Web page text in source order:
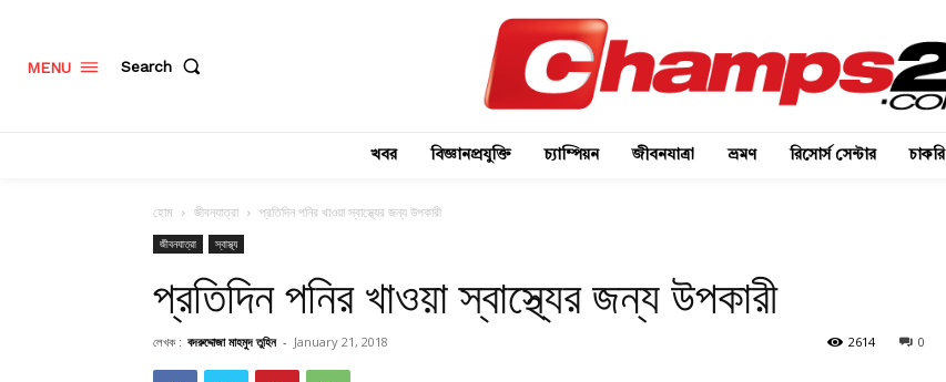
MENU Search
খবর বিজ্ঞানপ্রযুক্তি চ্যাম্পিয়ন জীবনযাত্রা ভ্রমণ রিসোর্স সেন্টার চাকরি
হোম জীবনযাত্রা প্রতিদিন পনির খাওয়া স্বাস্থ্যের জন্য উপকারী
জীবনযাত্রা স্বাস্থ্য
প্রতিদিন পনির খাওয়া স্বাস্থ্যের জন্য উপকারী
লেখক : বদরুদ্দোজা মাহমুদ তুহিন - January 21, 2018 0
2614